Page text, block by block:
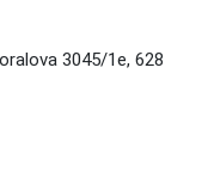
3045/1e, 628